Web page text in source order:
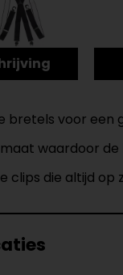
bretels voor een
waardoor
clips die altijd op